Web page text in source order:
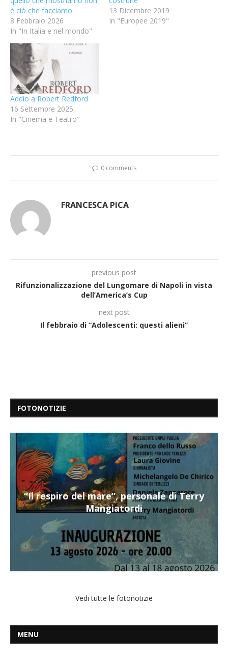
è ciò che facciamo
8 Febbraio 2026
In "In Italia e nel mondo"
13 Dicembre 2019
In "Europee 2019"
Addio a Robert Redford
16 Settembre 2025
In "Cinema e Teatro"
0 comments
FRANCESCA PICA
previous post
Rifunzionalizzazione del Lungomare di Napoli in vista
dell’America’s Cup
next post
Il febbraio di “Adolescenti: questi alieni”
FOTONOTIZIE
“Il respiro del mare”, personale di Terry
Mangiatordi
Vedi tutte le fotonotizie
MENU